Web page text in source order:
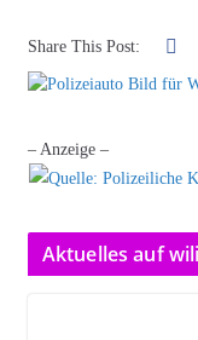
Share This Post:
– Anzeige –
Aktuelles auf